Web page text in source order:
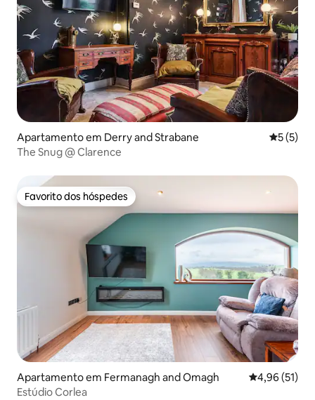
Apartamento em Derry and Strabane
5 (5)
The Snug @ Clarence
Favorito dos hóspedes
Favorito dos hóspedes
Apartamento em Fermanagh and Omagh Classificação
4,96 (51)
Estúdio Corlea